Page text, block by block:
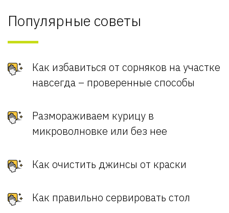
Популярные советы
Как избавиться от сорняков на участке
навсегда – проверенные способы
Размораживаем курицу в
микроволновке или без нее
Как очистить джинсы от краски
Как правильно сервировать стол